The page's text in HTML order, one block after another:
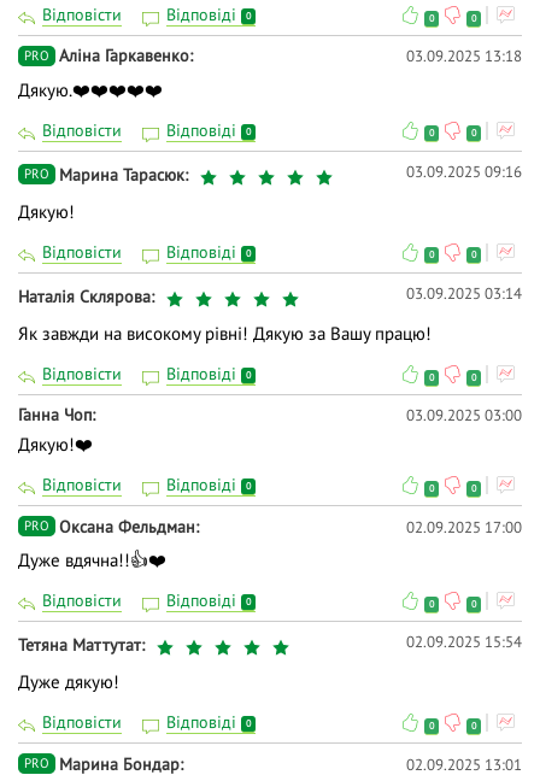
Відповісти Відповіді 0 0 0
PRO Аліна Гаркавенко 03.09.2025 13:18
Дякую.❤️❤️❤️❤️❤️
Відповісти Відповіді 0 0 0
PRO Марина Тарасюк 03.09.2025 09:16
Дякую!
Відповісти Відповіді 0 0 0
Наталія Склярова 03.09.2025 03:14
Як завжди на високому рівні! Дякую за Вашу працю!
Відповісти Відповіді 0 0 0
Ганна Чоп 03.09.2025 03:00
Дякую!❤️
Відповісти Відповіді 0 0 0
PRO Оксана Фельдман 02.09.2025 17:00
Дуже вдячна!!👍❤️
Відповісти Відповіді 0 0 0
Тетяна Маттутат 02.09.2025 15:54
Дуже дякую!
Відповісти Відповіді 0 0 0
PRO Марина Бондар 02.09.2025 13:01